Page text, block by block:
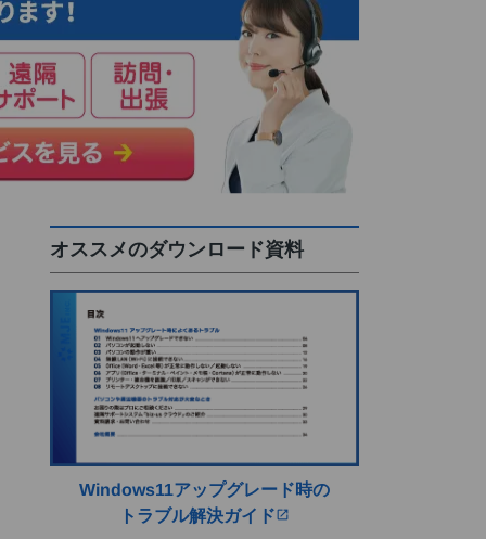
オススメのダウンロード資料
Windows11アップグレード時の
トラブル解決ガイド open_in_new